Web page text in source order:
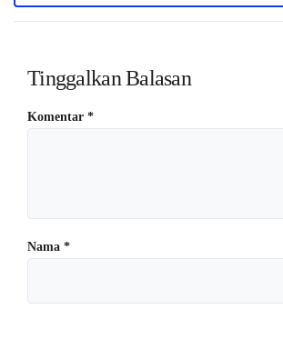
Tinggalkan Balasan
Komentar *
Nama *